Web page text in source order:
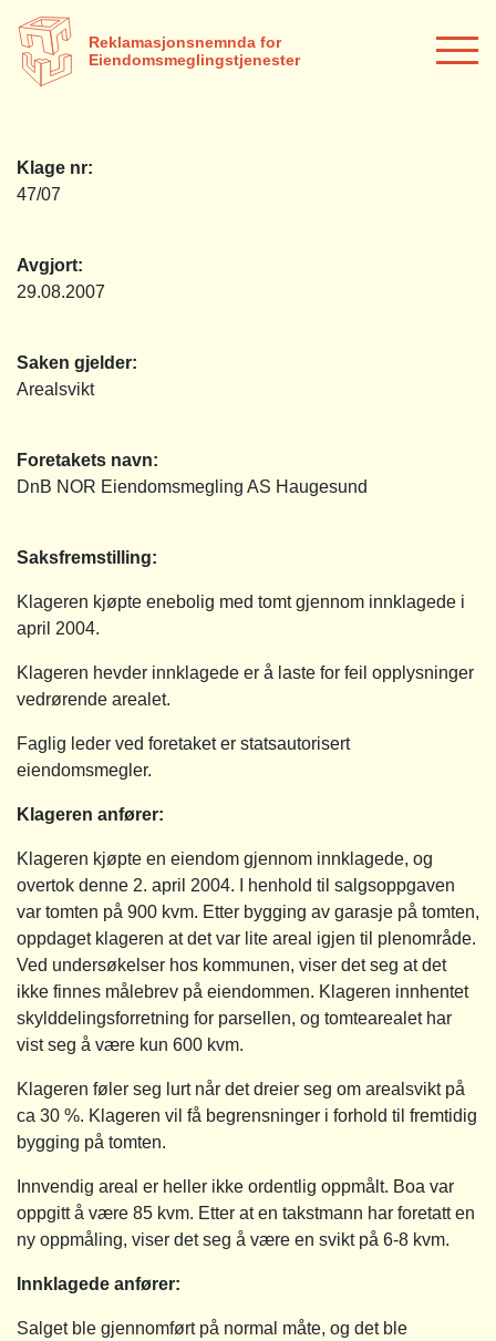
Reklamasjonsnemnda for
Eiendomsmeglingstjenester
Klage nr:
47/07
Avgjort:
29.08.2007
Saken gjelder:
Arealsvikt
Foretakets navn:
DnB NOR Eiendomsmegling AS Haugesund
Saksfremstilling:
Klageren kjøpte enebolig med tomt gjennom innklagede i
april 2004.
Klageren hevder innklagede er å laste for feil opplysninger
vedrørende arealet.
Faglig leder ved foretaket er statsautorisert
eiendomsmegler.
Klageren anfører:
Klageren kjøpte en eiendom gjennom innklagede, og
overtok denne 2. april 2004. I henhold til salgsoppgaven
var tomten på 900 kvm. Etter bygging av garasje på tomten,
oppdaget klageren at det var lite areal igjen til plenområde.
Ved undersøkelser hos kommunen, viser det seg at det
ikke finnes målebrev på eiendommen. Klageren innhentet
skylddelingsforretning for parsellen, og tomtearealet har
vist seg å være kun 600 kvm.
Klageren føler seg lurt når det dreier seg om arealsvikt på
ca 30 %. Klageren vil få begrensninger i forhold til fremtidig
bygging på tomten.
Innvendig areal er heller ikke ordentlig oppmålt. Boa var
oppgitt å være 85 kvm. Etter at en takstmann har foretatt en
ny oppmåling, viser det seg å være en svikt på 6-8 kvm.
Innklagede anfører:
Salget ble gjennomført på normal måte, og det ble